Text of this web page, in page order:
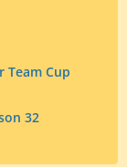
Team Cup
32